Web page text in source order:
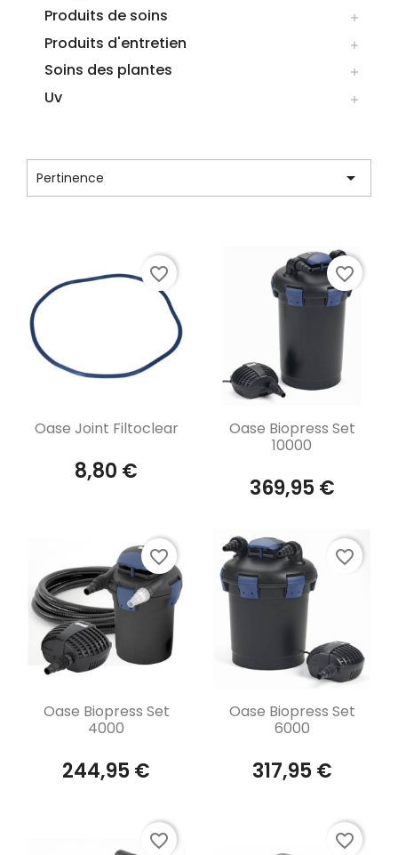
Produits de soins 
Produits d'entretien 
Soins des plantes 
Uv 
Pertinence 
Aperçu rapide
Oase Joint Filtoclear
8,80 €
favorite_border
Aperçu rapide
Oase Biopress Set
10000
369,95 €
favorite_border
Aperçu rapide
Oase Biopress Set
4000
244,95 €
favorite_border
Aperçu rapide
Oase Biopress Set
6000
317,95 €
favorite_border
favorite_border favorite_border